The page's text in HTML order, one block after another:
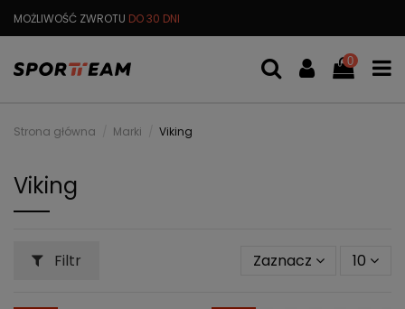
MOŻLIWOŚĆ ZWROTU DO 30 DNI
0
Strona główna Marki Viking
Viking
Filtr Zaznacz 10